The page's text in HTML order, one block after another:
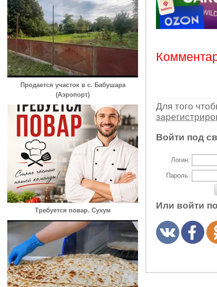
Продается участок в с. Бабушара
(Аэропорт)
Требуется повар. Сухум
Для того
Войти под
Логин:
Пароль:
Или войти